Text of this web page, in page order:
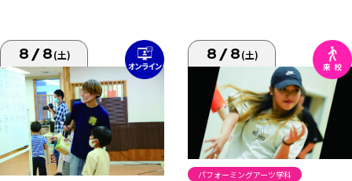
8/8(土) 8/8(土)
パフォーミングアーツ学科